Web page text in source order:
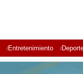
Entretenimiento